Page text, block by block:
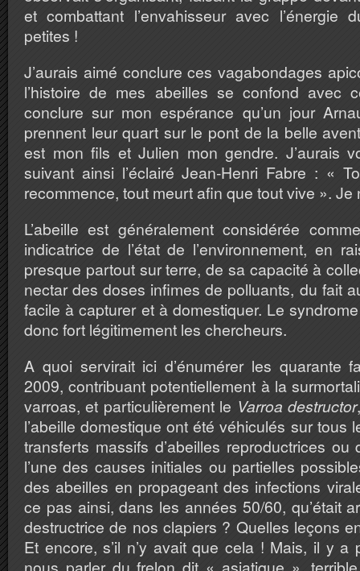
et combattant l’envahisseur avec l’énergie
petites !
J’aurais aimé conclure ces vagabondages
l’histoire de mes abeilles se confond avec
conclure sur mon espérance qu’un jour
prennent leur quart sur le pont de la belle
est mon fils et Julien mon gendre. J’aurais
suivant ainsi l’éclairé Jean-Henri Fabre : «
recommence, tout meurt afin que tout vive ».
L’abeille est généralement considérée
indicatrice de l’état de l’environnement, en
presque partout sur terre, de sa capacité à
nectar des doses infimes de polluants, du fait
facile à capturer et à domestiquer. Le
donc fort légitimement les chercheurs.
A quoi servirait ici d’énumérer les quarante
2009, contribuant potentiellement à la
varroas, et particulièrement le Varroa destructor
l’abeille domestique ont été véhiculés sur tous
transferts massifs d’abeilles reproductrices
l’une des causes initiales ou partielles
des abeilles en propageant des infections
ce pas ainsi, dans les années 50/60, qu’était
destructrice de nos clapiers ? Quelles leçons
Et encore, s’il n’y avait que cela ! Mais, il y a